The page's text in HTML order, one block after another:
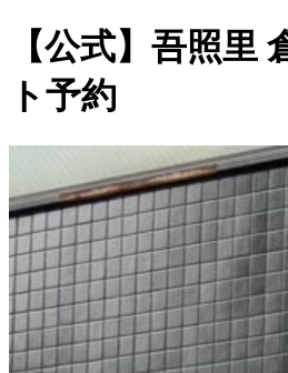
【公式】吾照
ト予約